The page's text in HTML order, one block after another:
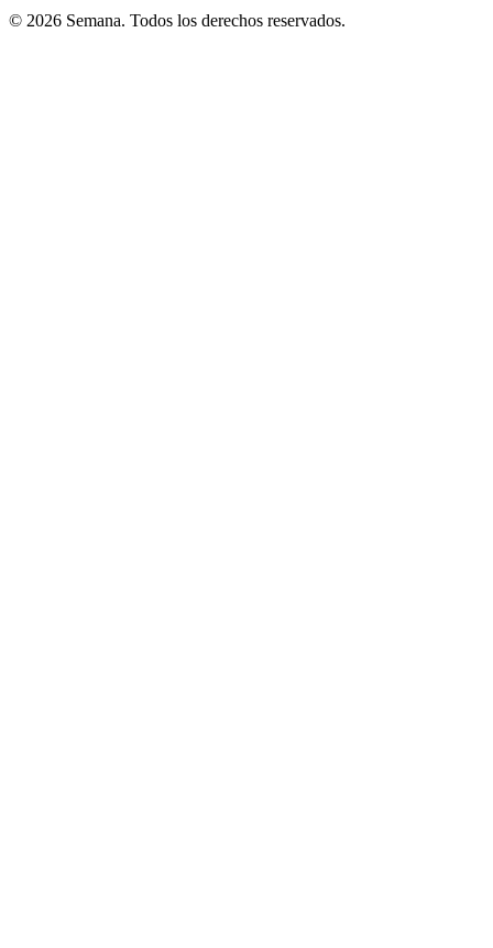
© 2026 Semana. Todos los derechos reservados.